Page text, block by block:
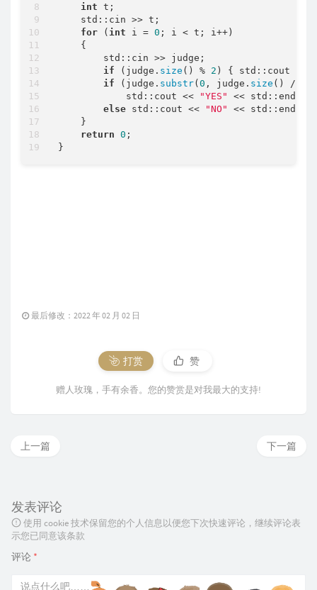
int t;
    std::cin >> t;
for ( int i = 0 ; i < t; i++)
    {
        std::cin >> judge;
if (judge. size () % 2 ) { std::cout <<
if (judge. substr(0 , judge. size () /
            std::cout <<
"YES"
<< std::endl;
else std::cout << "NO"
<< std::endl;
    }
return 0 ;
}
最后修改：2022 年 02 月 02 日
打赏 赞
赠人玫瑰，手有余香。您的赞赏是对我最大的支持!
下一篇
上一篇
发表评论
使用 cookie 技术保留您的个人信息以便您下次快速评论，继续评论表
示您已同意该条款
评论 *